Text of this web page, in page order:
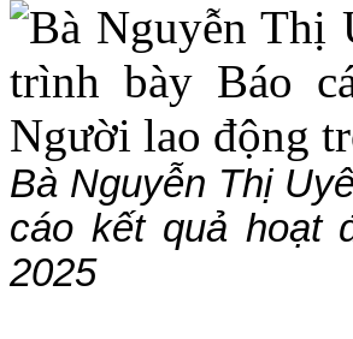
Bà Nguyễn Thị
cáo kết quả hoạt
2025